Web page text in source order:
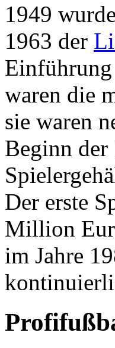
1949
1963 der
waren die
sie waren
Beginn der
Der erste
Million
im Jahre